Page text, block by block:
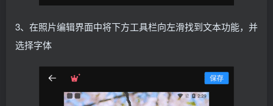
3、在照片编辑界面中将下方工具栏向左滑找到文本功能，并
选择字体